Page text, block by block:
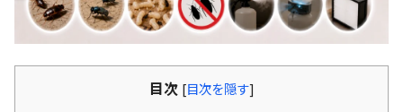
目次 [目次を隠す]